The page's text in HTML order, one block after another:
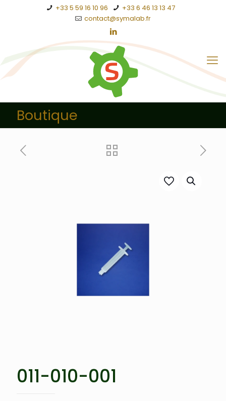
+33 5 59 16 10 96
+33 6 46 13 13 47
contact@symalab.fr
Boutique
011-010-001